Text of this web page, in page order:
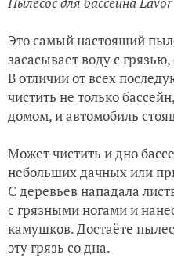
Это самый настоящий
засасывает воду с
В отличии от всех
чистить не только
домом, и автомобиль
Может чистить и дно
небольших дачных или
С деревьев нападала
с грязными ногами и
камушков. Достаёте
эту грязь со дна.